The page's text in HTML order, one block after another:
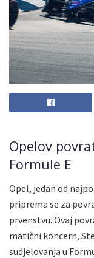
Opelov
Formule E
Opel, jedan od
priprema se za
prvenstvu. Ovaj
matični koncern,
sudjelovanja u